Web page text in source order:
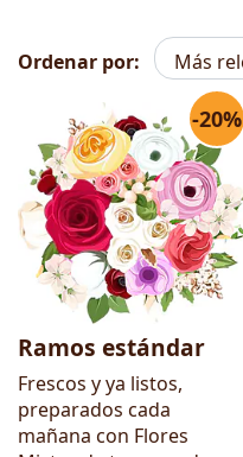
Ordenar por:
Flores -20%
Ramos estándar
Frescos y ya listos,
preparados cada
mañana con Flores